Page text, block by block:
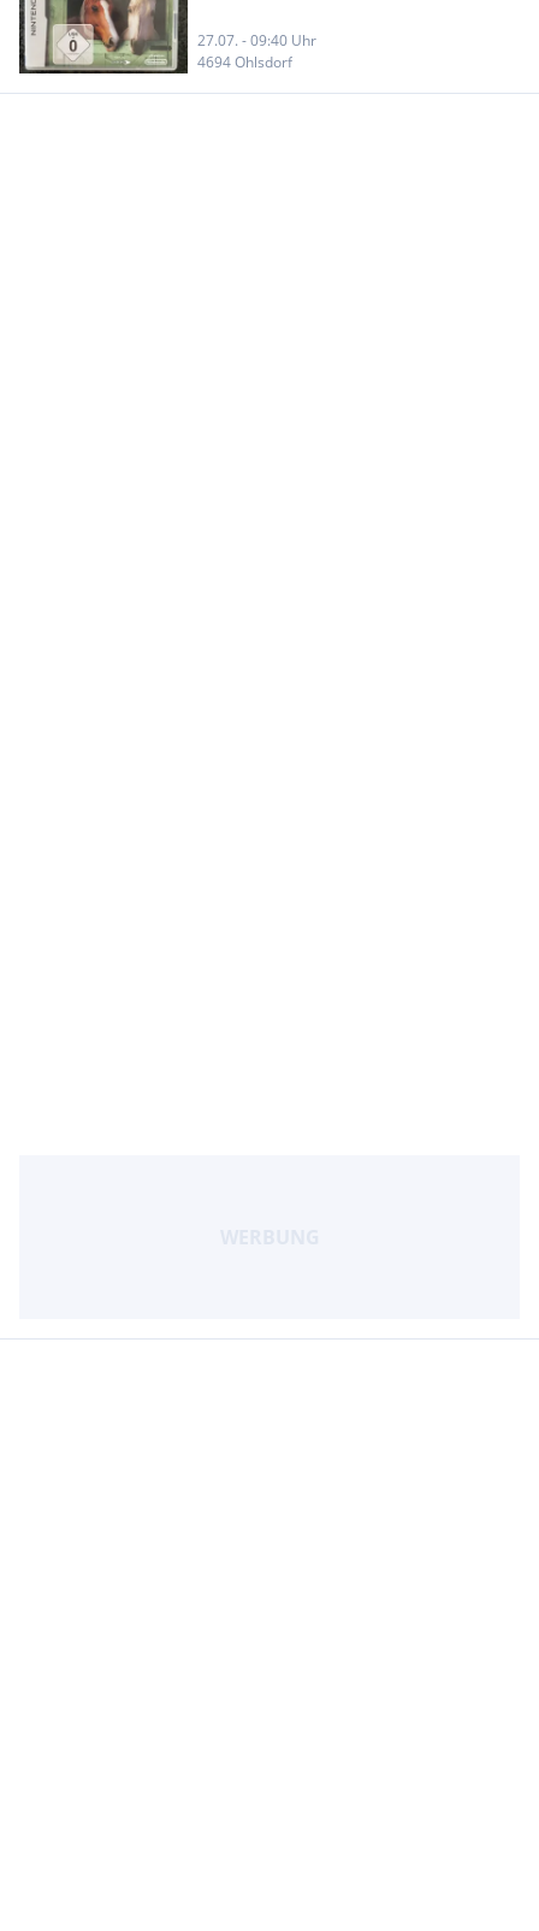
27.07. - 09:40 Uhr
4694 Ohlsdorf